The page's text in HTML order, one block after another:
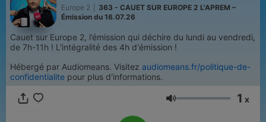
Europe 2
363 - CAUET SUR EUROPE 2 L'APREM –
Émission du 16.07.26
Cauet sur Europe 2, l’émission qui déchire du lundi au vendredi,
de 7h-11h ! L'intégralité des 4h d'émission !
Hébergé par Audiomeans. Visitez audiomeans.fr/politique-de-
confidentialite pour plus d'informations.
Volumen 1 x